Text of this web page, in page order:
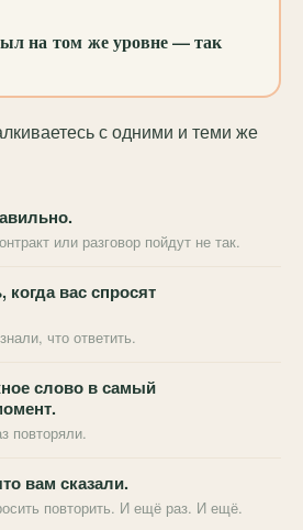
на том же уровне — так
с одними и теми же
или разговор пойдут не так.
когда вас спросят
что ответить.
слово в самый
повторяли.
вам сказали.
повторить. И ещё раз. И ещё.